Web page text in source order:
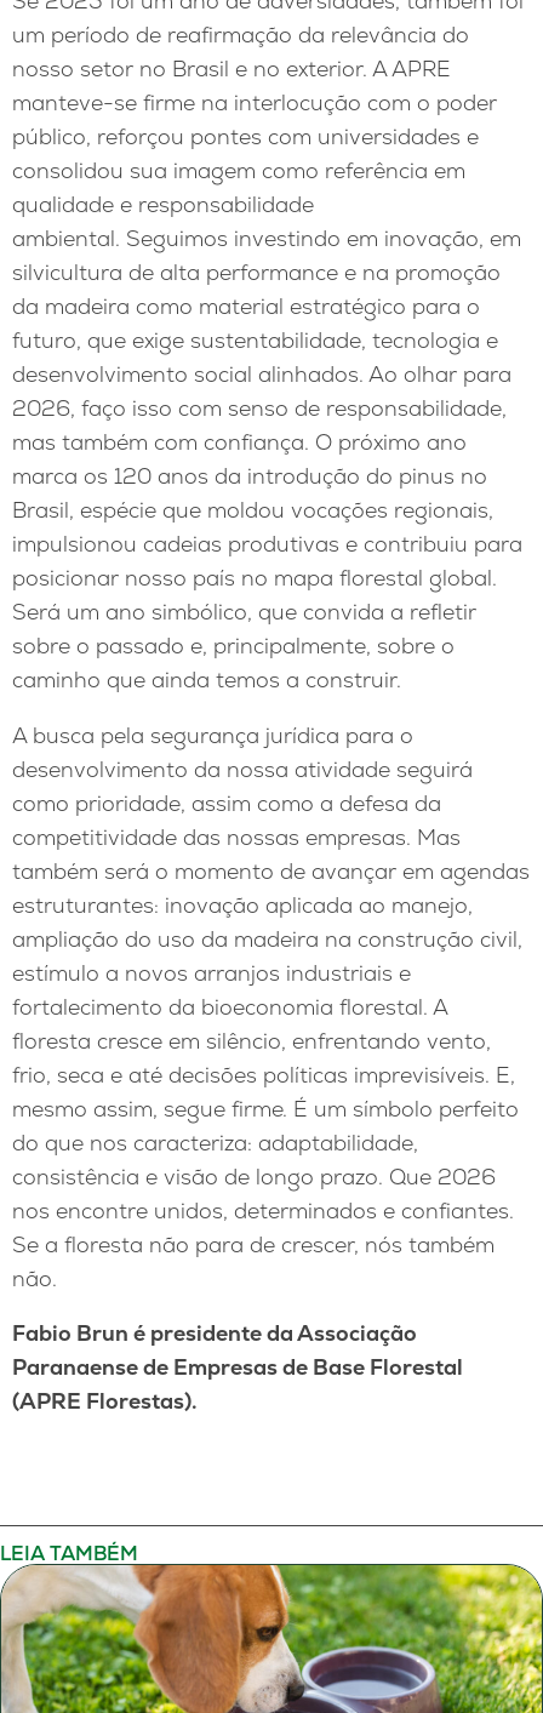
um período de reafirmação da relevância do
nosso setor no Brasil e no exterior. A APRE
manteve-se firme na interlocução com o poder
público, reforçou pontes com universidades e
consolidou sua imagem como referência em
qualidade e responsabilidade
ambiental. Seguimos investindo em inovação, em
silvicultura de alta performance e na promoção
da madeira como material estratégico para o
futuro, que exige sustentabilidade, tecnologia e
desenvolvimento social alinhados. Ao olhar para
2026, faço isso com senso de responsabilidade,
mas também com confiança. O próximo ano
marca os 120 anos da introdução do pinus no
Brasil, espécie que moldou vocações regionais,
impulsionou cadeias produtivas e contribuiu para
posicionar nosso país no mapa florestal global.
Será um ano simbólico, que convida a refletir
sobre o passado e, principalmente, sobre o
caminho que ainda temos a construir.
A busca pela segurança jurídica para o
desenvolvimento da nossa atividade seguirá
como prioridade, assim como a defesa da
competitividade das nossas empresas. Mas
também será o momento de avançar em agendas
estruturantes: inovação aplicada ao manejo,
ampliação do uso da madeira na construção civil,
estímulo a novos arranjos industriais e
fortalecimento da bioeconomia florestal. A
floresta cresce em silêncio, enfrentando vento,
frio, seca e até decisões políticas imprevisíveis. E,
mesmo assim, segue firme. É um símbolo perfeito
do que nos caracteriza: adaptabilidade,
consistência e visão de longo prazo. Que 2026
nos encontre unidos, determinados e confiantes.
Se a floresta não para de crescer, nós também
não.
Fabio Brun é presidente da Associação
Paranaense de Empresas de Base Florestal
(APRE Florestas).
LEIA TAMBÉM